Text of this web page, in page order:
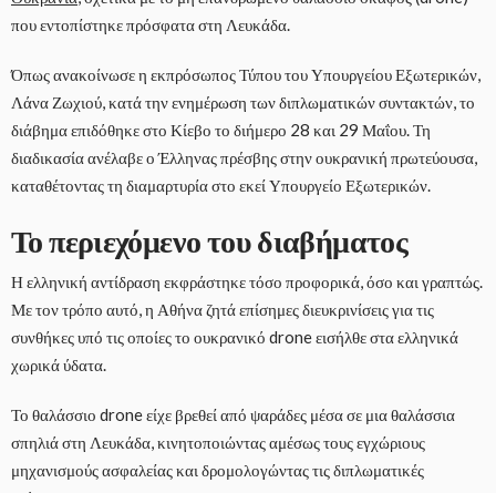
που εντοπίστηκε πρόσφατα στη Λευκάδα.
Όπως ανακοίνωσε η εκπρόσωπος Τύπου του Υπουργείου Εξωτερικών,
Λάνα Ζωχιού, κατά την ενημέρωση των διπλωματικών συντακτών, το
διάβημα επιδόθηκε στο Κίεβο το διήμερο 28 και 29 Μαΐου. Τη
διαδικασία ανέλαβε ο Έλληνας πρέσβης στην ουκρανική πρωτεύουσα,
καταθέτοντας τη διαμαρτυρία στο εκεί Υπουργείο Εξωτερικών.
Το περιεχόμενο του διαβήματος
Η ελληνική αντίδραση εκφράστηκε τόσο προφορικά, όσο και γραπτώς.
Με τον τρόπο αυτό, η Αθήνα ζητά επίσημες διευκρινίσεις για τις
συνθήκες υπό τις οποίες το ουκρανικό drone εισήλθε στα ελληνικά
χωρικά ύδατα.
Το θαλάσσιο drone είχε βρεθεί από ψαράδες μέσα σε μια θαλάσσια
σπηλιά στη Λευκάδα, κινητοποιώντας αμέσως τους εγχώριους
μηχανισμούς ασφαλείας και δρομολογώντας τις διπλωματικές